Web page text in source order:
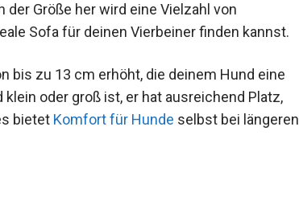
Größe her wird eine Vielzahl von
Sofa für deinen Vierbeiner finden kannst.
bis zu 13 cm erhöht, die deinem Hund eine
oder groß ist, er hat ausreichend Platz,
bietet Komfort für Hunde selbst bei längeren